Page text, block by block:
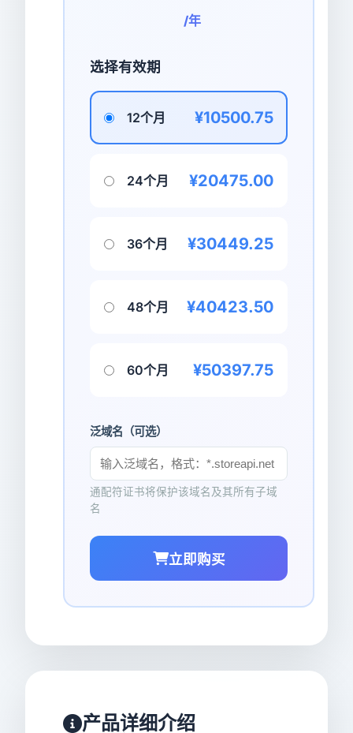
/年
选择有效期
12个月 ¥10500.75
24个月 ¥20475.00
36个月 ¥30449.25
48个月 ¥40423.50
60个月 ¥50397.75
泛域名（可选）
通配符证书将保护该域名及其所有子域
名
立即购买
产品详细介绍